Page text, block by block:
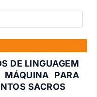
DE LINGUAGEM
MÁQUINA PARA
SACROS